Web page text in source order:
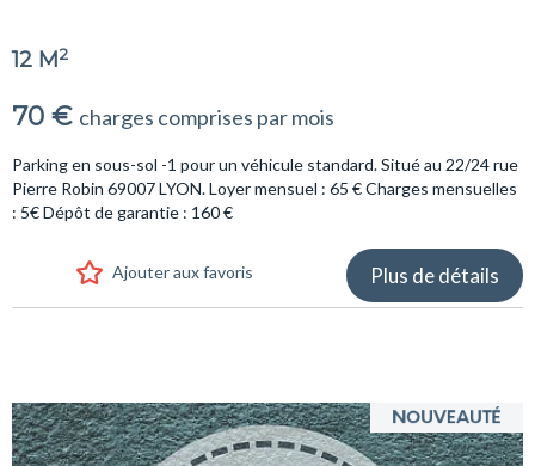
12 M2
70 € charges comprises par mois
Parking en sous-sol -1 pour un véhicule standard. Situé au 22/24 rue
Pierre Robin 69007 LYON. Loyer mensuel : 65 € Charges mensuelles
: 5€ Dépôt de garantie : 160 €
Ajouter aux favoris Plus de détails